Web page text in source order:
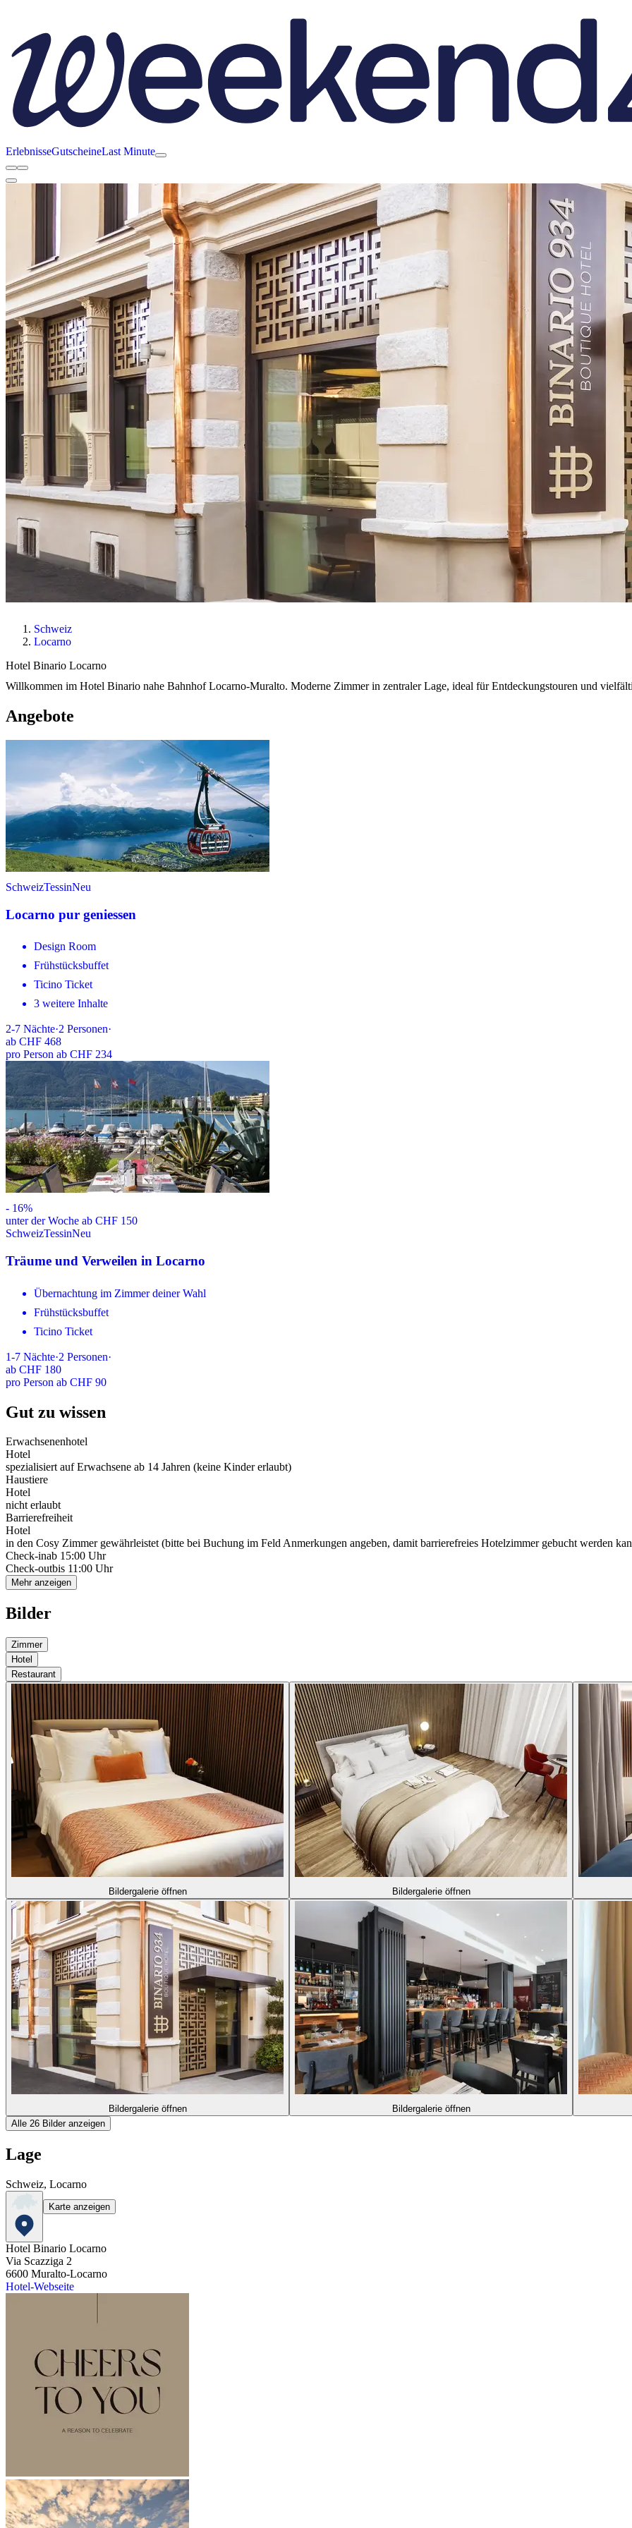
ErlebnisseGutscheineLast Minute
Schweiz
Locarno
Hotel Binario Locarno
Willkommen im Hotel Binario nahe Bahnhof Locarno-Muralto. Moderne Zimmer in zentraler Lage, ideal für Entdeckungstouren und
Angebote
SchweizTessinNeu
Locarno pur geniessen
Design Room
Frühstücksbuffet
Ticino Ticket
3 weitere Inhalte
2-7 Nächte·2 Personen·
ab CHF 468
pro Person ab CHF 234
- 16%
unter der Woche ab CHF 150
SchweizTessinNeu
Träume und Verweilen in Locarno
Übernachtung im Zimmer deiner Wahl
Frühstücksbuffet
Ticino Ticket
1-7 Nächte·2 Personen·
ab CHF 180
pro Person ab CHF 90
Gut zu wissen
Erwachsenenhotel
Hotel
spezialisiert auf Erwachsene ab 14 Jahren (keine Kinder erlaubt)
Haustiere
Hotel
nicht erlaubt
Barrierefreiheit
Hotel
in den Cosy Zimmer gewährleistet (bitte bei Buchung im Feld Anmerkungen angeben, damit barrierefreies Hotelzimmer gebucht werden
Check-inab 15:00 Uhr
Check-outbis 11:00 Uhr
Mehr anzeigen
Bilder
Zimmer
Hotel
Restaurant
Bildergalerie öffnen Bildergalerie öffnen
Bildergalerie öffnen
Bildergalerie öffnen
Alle 26 Bilder anzeigen
Lage
Schweiz, Locarno
Karte anzeigen
Hotel Binario Locarno
Via Scazziga 2
6600 Muralto-Locarno
Hotel-Webseite